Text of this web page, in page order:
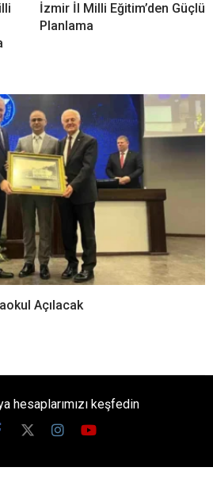
İzmir İl Milli Eğitim’den Güçlü
Planlama
Açılacak
hesaplarımızı keşfedin